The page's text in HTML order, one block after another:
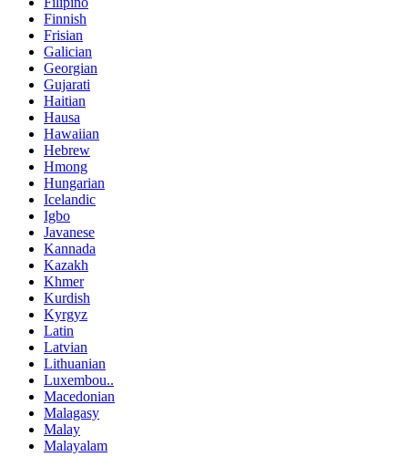
Finnish
Frisian
Galician
Georgian
Gujarati
Haitian
Hausa
Hawaiian
Hebrew
Hmong
Hungarian
Icelandic
Igbo
Javanese
Kannada
Kazakh
Khmer
Kurdish
Kyrgyz
Latin
Latvian
Lithuanian
Luxembou..
Macedonian
Malagasy
Malay
Malayalam